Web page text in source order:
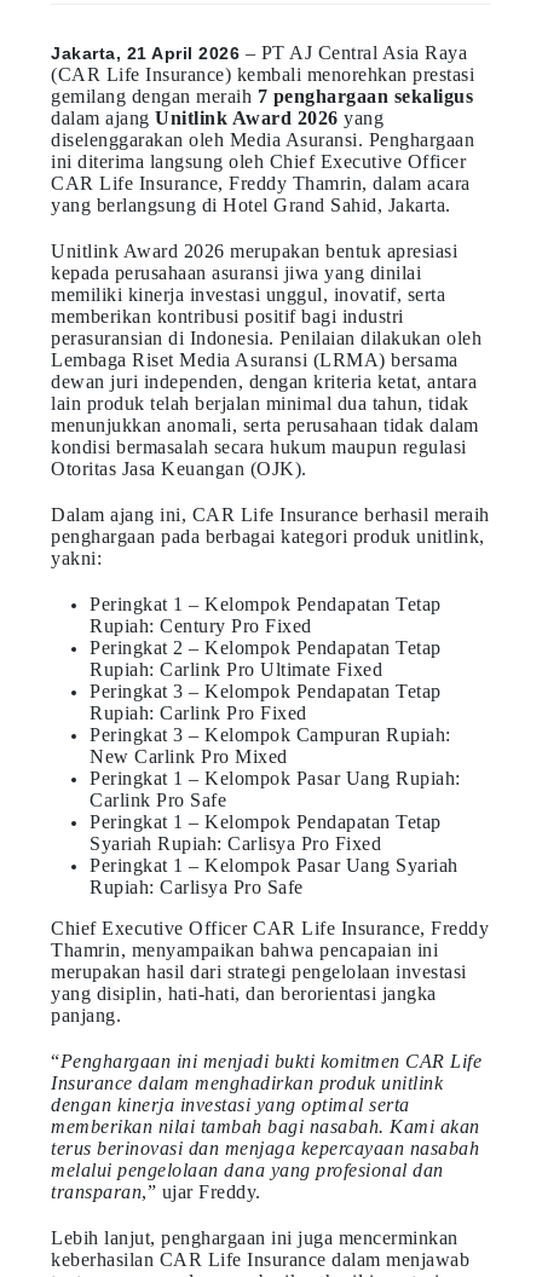
Jakarta, 21 April 2026 – PT AJ Central Asia Raya
(CAR Life Insurance) kembali menorehkan prestasi
gemilang dengan meraih 7 penghargaan sekaligus
dalam ajangUnitlink Award 2026 yang
diselenggarakan oleh Media Asuransi. Penghargaan
ini diterima langsung oleh Chief Executive Officer
CAR Life Insurance, Freddy Thamrin, dalam acara
yang berlangsung di Hotel Grand Sahid, Jakarta.
Unitlink Award 2026 merupakan bentuk apresiasi
kepada perusahaan asuransi jiwa yang dinilai
memiliki kinerja investasi unggul, inovatif, serta
memberikan kontribusi positif bagi industri
perasuransian di Indonesia. Penilaian dilakukan oleh
Lembaga Riset Media Asuransi (LRMA) bersama
dewan juri independen, dengan kriteria ketat, antara
lain produk telah berjalan minimal dua tahun, tidak
menunjukkan anomali, serta perusahaan tidak dalam
kondisi bermasalah secara hukum maupun regulasi
Otoritas Jasa Keuangan (OJK).
Dalam ajang ini, CAR Life Insurance berhasil meraih
penghargaan pada berbagai kategori produk unitlink,
yakni:
Peringkat 1 – Kelompok Pendapatan Tetap
Rupiah: Century Pro Fixed
Peringkat 2 – Kelompok Pendapatan Tetap
Rupiah: Carlink Pro Ultimate Fixed
Peringkat 3 – Kelompok Pendapatan Tetap
Rupiah: Carlink Pro Fixed
Peringkat 3 – Kelompok Campuran Rupiah:
New Carlink Pro Mixed
Peringkat 1 – Kelompok Pasar Uang Rupiah:
Carlink Pro Safe
Peringkat 1 – Kelompok Pendapatan Tetap
Syariah Rupiah: Carlisya Pro Fixed
Peringkat 1 – Kelompok Pasar Uang Syariah
Rupiah: Carlisya Pro Safe
Chief Executive Officer CAR Life Insurance, Freddy
Thamrin, menyampaikan bahwa pencapaian ini
merupakan hasil dari strategi pengelolaan investasi
yang disiplin, hati-hati, dan berorientasi jangka
panjang.
“Penghargaan ini menjadi bukti komitmen CAR Life
Insurance dalam menghadirkan produk unitlink
dengan kinerja investasi yang optimal serta
memberikan nilai tambah bagi nasabah. Kami akan
terus berinovasi dan menjaga kepercayaan nasabah
melalui pengelolaan dana yang profesional dan
transparan,” ujar Freddy.
Lebih lanjut, penghargaan ini juga mencerminkan
keberhasilan CAR Life Insurance dalam menjawab